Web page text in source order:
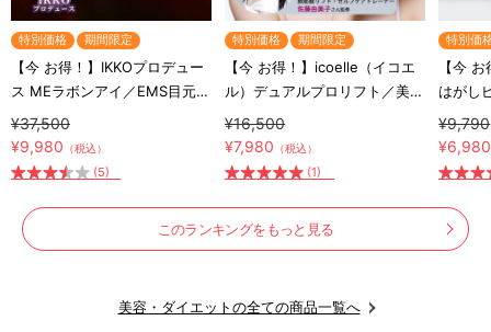
特別価格 期間限定
【今 お得！】IKKOプロデュー
ス MEラボンアイ／EMS目元美
顔器
¥37,500
¥9,980 （税込）
(5)
特別価格 期間限定
【今 お得！】icoelle（イコエ
ル）デュアルプロリフト／美顔
器
¥16,500
¥7,980 （税込）
(1)
特別価
【今
はがし
¥9,790
¥6,980
このランキングをもっと見る
美容・ダイエットの全ての商品一覧へ